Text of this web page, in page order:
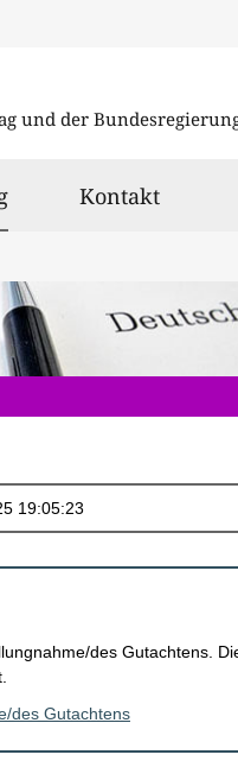
und der
ausgewählt
Kontakt
des Gutachtens.
des Gutachtens